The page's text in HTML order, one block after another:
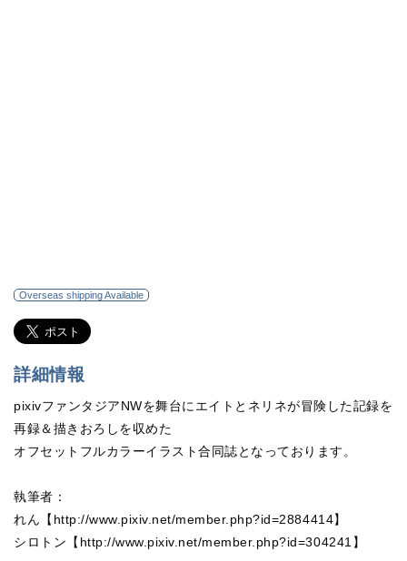
Overseas shipping Available
詳細情報
pixivファンタジアNWを舞台にエイトとネリネが冒険した記録を
再録＆描きおろしを収めた
オフセットフルカラーイラスト合同誌となっております。
執筆者：
れん【http://www.pixiv.net/member.php?id=2884414】
シロトン【http://www.pixiv.net/member.php?id=304241】